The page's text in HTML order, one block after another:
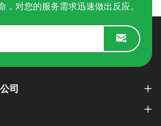
，对您的服务需求迅速做出反应。
司